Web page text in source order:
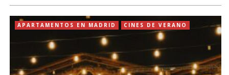
APARTAMENTOS EN MADRID CINES DE VERANO